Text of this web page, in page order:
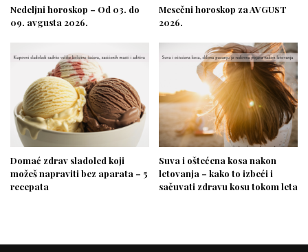
Nedeljni horoskop – Od 03. do
09. avgusta 2026.
Mesečni horoskop za AVGUST
2026.
Domać zdrav sladoled koji
možeš napraviti bez aparata – 5
recepata
Suva i oštećena kosa nakon
letovanja – kako to izbeći i
sačuvati zdravu kosu tokom leta